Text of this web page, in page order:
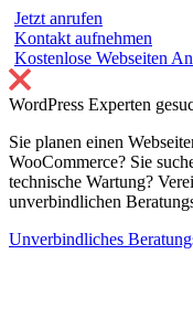
Jetzt anrufen
Kontakt aufnehmen
Kostenlose Webseiten
WordPress Experten
Sie planen einen
WooCommerce? Sie
technische Wartung?
unverbindlichen
Unverbindliches